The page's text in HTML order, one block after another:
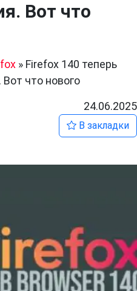
Вот что
» Firefox 140 теперь
что нового
24.06.2025
В закладки